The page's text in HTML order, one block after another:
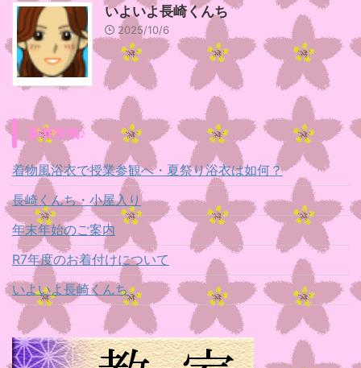
いよいよ長崎くんち
2025/10/6
新着投稿♪
着物風浴衣で授業参観へ・夏祭り浴衣は如何？
長崎くんち・小屋入り
年末年始のご案内
R7年度のお着付けについて
いよいよ長崎くんち